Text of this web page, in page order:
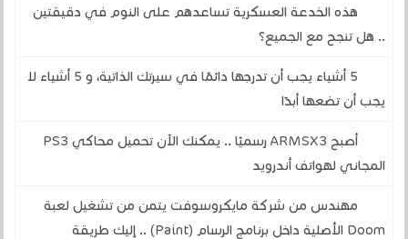
هذه الخدعة العسكرية تساعدهم على النوم في دقيقتين
.. هل تنجح مع الجميع؟
5 أشياء يجب أن تدرجها دائمًا في سيرتك الذاتية، و 5 أشياء لا
يجب أن تضعها أبدًا
أصبح ARMSX3 رسميًا .. يمكنك الآن تحميل محاكي PS3
المجاني لهواتف أندرويد
مهندس من شركة مايكروسوفت يتمن من تشغيل لعبة
Doom الأصلية داخل برنامج الرسام (Paint) .. إليك طريقة